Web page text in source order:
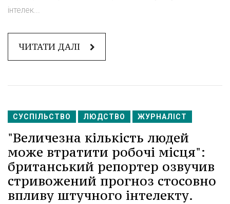
інтелек...
ЧИТАТИ ДАЛІ
СУСПІЛЬСТВО ЛЮДСТВО ЖУРНАЛІСТ
"Величезна кількість людей
може втратити робочі місця":
британський репортер озвучив
стривожений прогноз стосовно
впливу штучного інтелекту.